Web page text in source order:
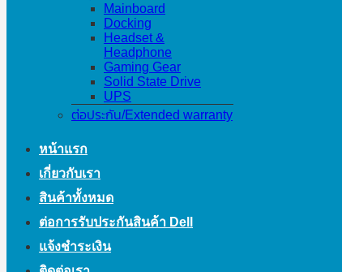
Mainboard
Docking
Headset &
Headphone
Gaming Gear
Solid State Drive
UPS
ต่อประกัน/Extended warranty
หน้าแรก
เกี่ยวกับเรา
สินค้าทั้งหมด
ต่อการรับประกันสินค้า Dell
แจ้งชำระเงิน